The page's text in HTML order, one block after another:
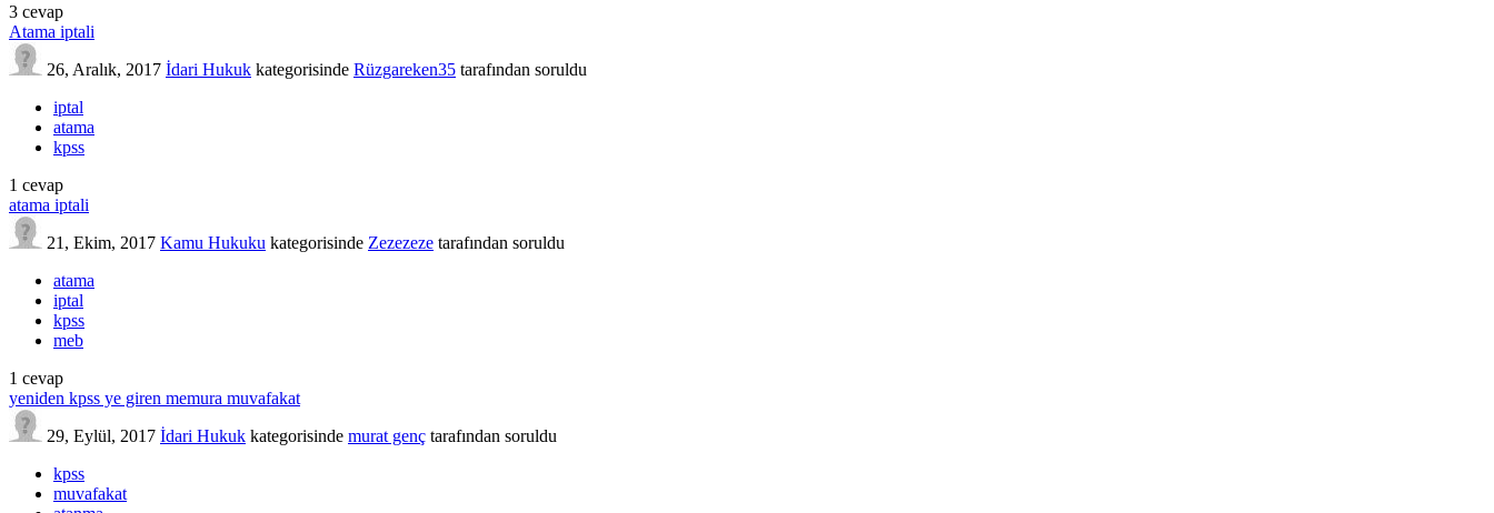
3 cevap
Atama iptali
26, Aralık, 2017 İdari Hukuk kategorisinde Rüzgareken35 tarafından soruldu
iptal
atama
kpss
1 cevap
atama iptali
21, Ekim, 2017 Kamu Hukuku kategorisinde Zezezeze tarafından soruldu
atama
iptal
kpss
meb
1 cevap
yeniden kpss ye giren memura muvafakat
29, Eylül, 2017 İdari Hukuk kategorisinde murat genç tarafından soruldu
kpss
muvafakat